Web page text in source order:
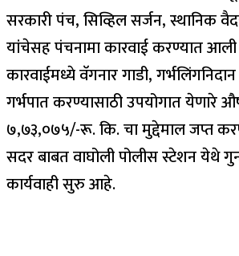
सरकारी पंच, सिव्हिल सर्जन, स्थानिक
यांचेसह पंचनामा कारवाई करण्यात
कारवाईमध्ये वॅगनार गाडी,
गर्भपात करण्यासाठी उपयोगात
७,७३,०७५/-रू. कि. चा मुद्देमाल जप्त
सदर बाबत वाघोली पोलीस स्टेशन येथे
कार्यवाही सुरु आहे.